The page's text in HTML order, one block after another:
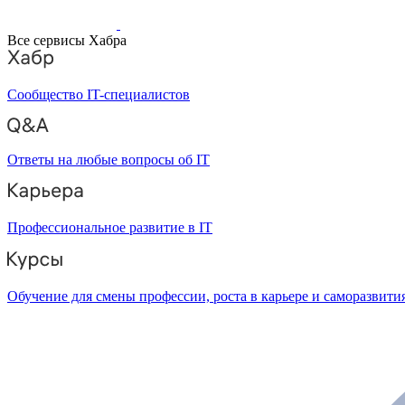
Все сервисы Хабра
Сообщество IT-специалистов
Ответы на любые вопросы об IT
Профессиональное развитие в IT
Обучение для смены профессии, роста в карьере и